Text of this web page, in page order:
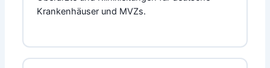
Krankenhäuser und MVZs.